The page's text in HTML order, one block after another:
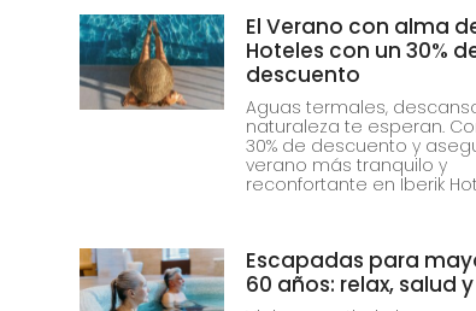
El Verano con alma
Hoteles con un 30%
descuento
Aguas termales,
naturaleza te esperan.
30% de descuento y
verano más tranquilo y
reconfortante en Iberik
Escapadas para
60 años: relax, salud